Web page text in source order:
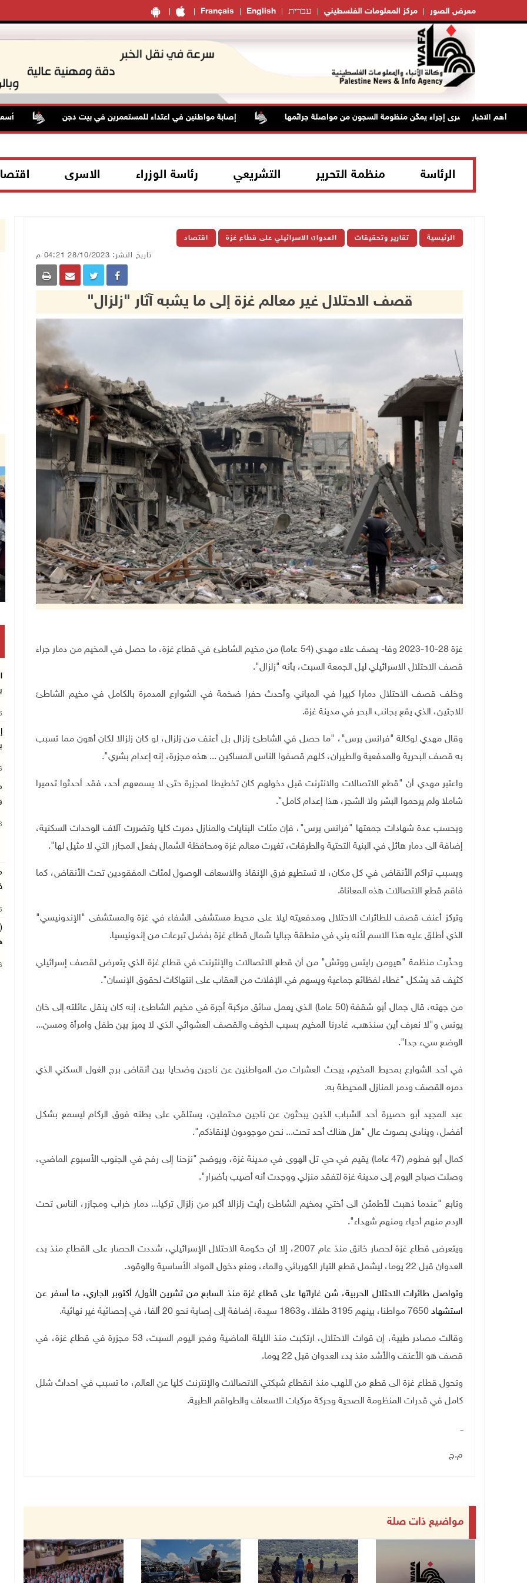
Français English עברית مركز المعلومات الفلسطيني معرض الصور
أهم الاخبار
زيارات الأسرى إجراء يمكّن منظومة السجون من مواصلة جرائمها إصابة مواطنين في اعتداء للمستعمرين في بيت دجن أسعار
الرئاسة منظمة التحرير التشريعي رئاسة الوزراء الاسرى
الرئيسية تقارير وتحقيقات العدوان الاسرائيلي على قطاع غزة اقتصاد
تاريخ النشر: 28/10/2023 04:21 م
قصف الاحتلال غير معالم غزة إلى ما يشبه آثار "زلزال"
غزة 28-10-2023 وفا- يصف علاء مهدي (54 عاما) من مخيم الشاطئ في قطاع غزة، ما حصل في المخيم من دمار جراء
قصف الاحتلال الاسرائيلي ليل الجمعة السبت، بأنه "زلزال".
وخلف قصف الاحتلال دمارا كبيرا في المباني وأحدث حفرا ضخمة في الشوارع المدمرة بالكامل في مخيم الشاطئ
للاجئين، الذي يقع بجانب البحر في مدينة غزة.
وقال مهدي لوكالة "فرانس برس"، "ما حصل في الشاطئ زلزال بل أعنف من زلزال، لو كان زلزالا لكان أهون مما تسبب
به قصف البحرية والمدفعية والطيران، كلهم قصفوا الناس المساكين ... هذه مجزرة، إنه إعدام بشري".
واعتبر مهدي أن "قطع الاتصالات والانترنت قبل دخولهم كان تخطيطا لمجزرة حتى لا يسمعهم أحد، فقد أحدثوا تدميرا
شاملا ولم يرحموا البشر ولا الشجر، هذا إعدام كامل".
وبحسب عدة شهادات جمعتها "فرانس برس"، فإن مئات البنايات والمنازل دمرت كليا وتضررت آلاف الوحدات السكنية،
إضافة الى دمار هائل في البنية التحتية والطرقات، تغيرت معالم غزة ومحافظة الشمال بفعل المجازر التي لا مثيل لها".
وبسبب تراكم الأنقاض في كل مكان، لا تستطيع فرق الإنقاذ والاسعاف الوصول لمئات المفقودين تحت الأنقاض، كما
فاقم قطع الاتصالات هذه المعاناة.
وتركز أعنف قصف للطائرات الاحتلال ومدفعيته ليلا على محيط مستشفى الشفاء في غزة والمستشفى "الإندونيسي"
الذي أطلق عليه هذا الاسم لأنه بني في منطقة جباليا شمال قطاع غزة بفضل تبرعات من إندونيسيا.
وحذّرت منظمة "هيومن رايتس ووتش" من أن قطع الاتصالات والإنترنت في قطاع غزة الذي يتعرض لقصف إسرائيلي
كثيف قد يشكل "غطاء لفظائع جماعية ويسهم في الإفلات من العقاب على انتهاكات لحقوق الإنسان".
من جهته، قال جمال أبو شقفة (50 عاما) الذي يعمل سائق مركبة أجرة في مخيم الشاطئ، إنه كان ينقل عائلته إلى خان
يونس و"لا نعرف أين سنذهب. غادرنا المخيم بسبب الخوف والقصف العشوائي الذي لا يميز بين طفل وامرأة ومسن...
الوضع سيء جدا".
في أحد الشوارع بمحيط المخيم، يبحث العشرات من المواطنين عن ناجين وضحايا بين أنقاض برج الغول السكني الذي
دمره القصف ودمر المنازل المحيطة به.
عبد المجيد أبو حصيرة أحد الشباب الذين يبحثون عن ناجين محتملين، يستلقي على بطنه فوق الركام ليسمع بشكل
أفضل، وينادي بصوت عال "هل هناك أحد تحت... نحن موجودون لإنقاذكم".
كمال أبو فطوم (47 عاما) يقيم في حي تل الهوى في مدينة غزة، ويوضح "نزحنا إلى رفح في الجنوب الأسبوع الماضي،
وصلت صباح اليوم إلى مدينة غزة لتفقد منزلي ووجدت أنه أصيب بأضرار".
وتابع "عندما ذهبت لأطمئن الى أختي بمخيم الشاطئ رأيت زلزالا أكبر من زلزال تركيا... دمار خراب ومجازر، الناس تحت
الردم منهم أحياء ومنهم شهداء".
ويتعرض قطاع غزة لحصار خانق منذ عام 2007، إلا أن حكومة الاحتلال الإسرائيلي، شددت الحصار على القطاع منذ بدء
العدوان قبل 22 يوما، ليشمل قطع التيار الكهربائي والماء، ومنع دخول المواد الأساسية والوقود.
وتواصل طائرات الاحتلال الحربية، شن غاراتها على قطاع غزة منذ السابع من تشرين الأول/ أكتوبر الجاري، ما أسفر عن
استشهاد 7650 مواطنا، بينهم 3195 طفلا، و1863 سيدة، إضافة إلى إصابة نحو 20 ألفا، في إحصائية غير نهائية.
وقالت مصادر طبية، إن قوات الاحتلال، ارتكبت منذ الليلة الماضية وفجر اليوم السبت، 53 مجزرة في قطاع غزة، في
قصف هو الأعنف والأشد منذ بدء العدوان قبل 22 يوما.
وتحول قطاع غزة الى قطع من اللهب منذ انقطاع شبكتي الاتصالات والإنترنت كليا عن العالم، ما تسبب في احداث شلل
كامل في قدرات المنظومة الصحية وحركة مركبات الاسعاف والطواقم الطبية.
ــ
م.ج
مواضيع ذات صلة
تكريم متفوقين